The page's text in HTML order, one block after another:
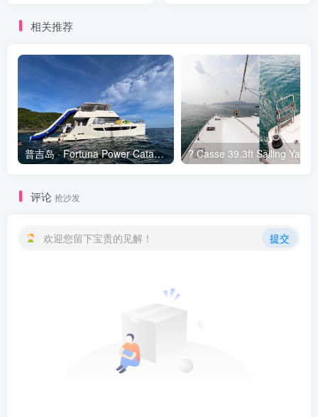
相关推荐
普吉岛 · Fortuna Power Catamaran 豪华游艇 ⛵️✨
评论 抢沙发
欢迎您留下宝贵的见解！ 提交